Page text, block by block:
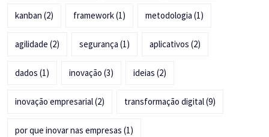
kanban (2) framework(1) metodologia (1)
agilidade (2) segurança (1) aplicativos (2)
dados (1) inovação (3) ideias (2)
inovação empresarial(2) transformação digital(9)
por que inovar nas empresas (1)